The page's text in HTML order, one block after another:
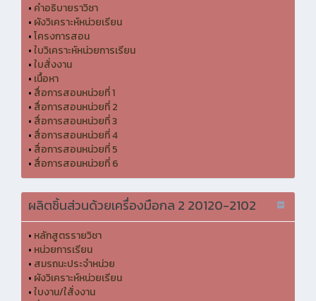
• คำอธิบายราวิชา
• ผังวิเคราะห์หน่วยเรียน
•โครงการสอน
•ใบวิเคราะห์หน่วยการเรียน
•ใบสั่งงาน
• เนื้อหา
• สื่อการสอนหน่วยที่ 1
• สื่อการสอนหน่วยที่ 2
• สื่อการสอนหน่วยที่ 3
• สื่อการสอนหน่วยที่ 4
• สื่อการสอนหน่วยที่ 5
• สื่อการสอนหน่วยที่ 6
ผลิตชิ้นส่วนด้วยเครื่องมือกล 2 20120-2102
• หลักสูตรรายวิชา
• หน่วยการเรียน
• สมรถนะประจำหน่วย
• ผังวิเคราะห์หน่วยเรียน
•ใบงาน/ใสั่งงาน